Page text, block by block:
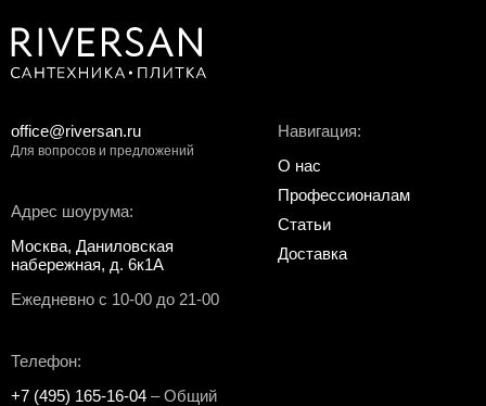
Адрес шоурума:
Москва, Даниловская
набережная, д. 6к1А
Ежедневно с 10-00 до 21-00
Телефон:
+7 (495) 165-16-04 – Общий
Навигация:
О нас
Профессионалам
Статьи
Доставка
office@riversan.ru
Для вопросов и предложений